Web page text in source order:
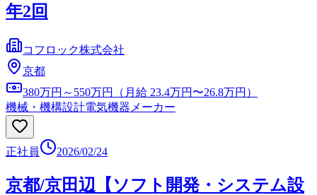
年2回
コフロック株式会社
京都
380万円～550万円（月給 23.4万円〜26.8万円）
機械・機構設計電気機器メーカー
正社員 2026/02/24
京都/京田辺【ソフト開発・システム設